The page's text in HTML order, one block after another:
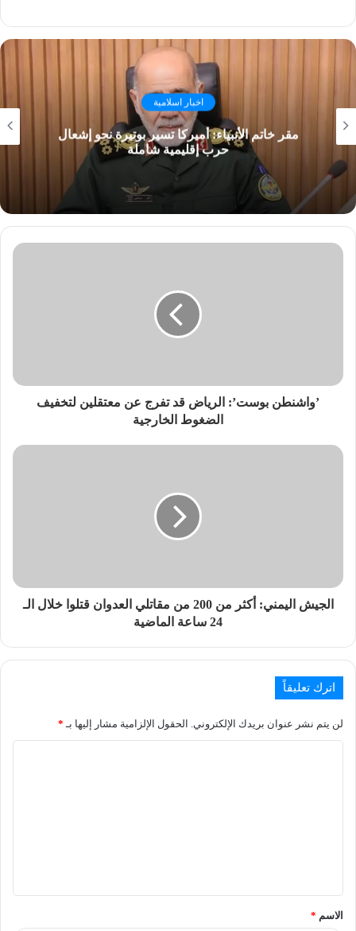
اخبار اسلامية
مقر خاتم الأنبياء: أميركا تسير بوتيرة نحو إشعال
حرب إقليمية شاملة
’واشنطن بوست’: الرياض قد تفرج عن معتقلين لتخفيف
الضغوط الخارجية
الجيش اليمني: أكثر من 200 من مقاتلي العدوان قتلوا خلال الـ
24 ساعة الماضية
اترك تعليقاً
لن يتم نشر عنوان بريدك الإلكتروني. الحقول الإلزامية مشار إليها بـ *
الاسم *